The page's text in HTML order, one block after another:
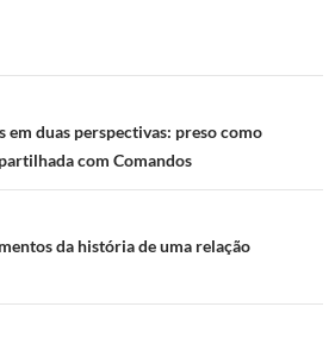
em duas perspectivas: preso como
com Comandos
da história de uma relação